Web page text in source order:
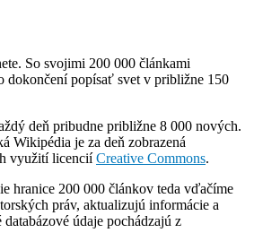
So svojimi 200 000 článkami
dokončení popísať svet v približne 150
deň pribudne približne 8 000 nových.
Wikipédia je za deň zobrazená
využití licenciíCreative Commons.
hranice 200 000 článkov teda vďačíme
práv, aktualizujú informácie a
údaje pochádzajú z